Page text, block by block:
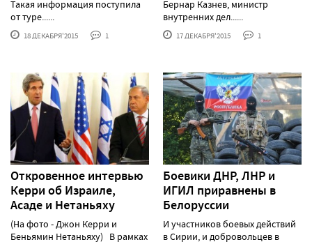
Такая информация поступила
от туре......
18 ДЕКАБРЯ'2015 1
Бернар Казнев, министр
внутренних дел......
17 ДЕКАБРЯ'2015 1
Откровенное интервью
Керри об Израиле,
Асаде и Нетаньяху
(На фото - Джон Керри и
Беньямин Нетаньяху) В рамках
Боевики ДНР, ЛНР и
ИГИЛ приравнены в
Белоруссии
И участников боевых действий
в Сирии, и добровольцев в